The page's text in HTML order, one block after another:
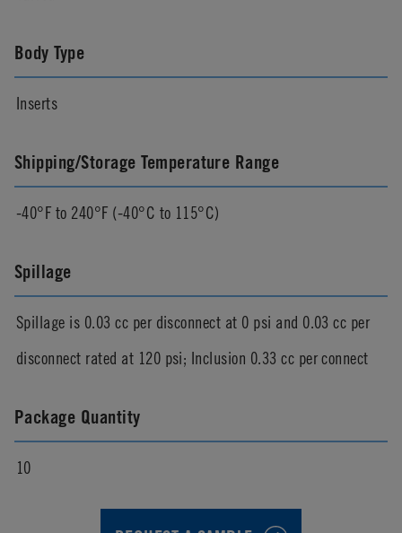
Body Type
Inserts
Shipping/Storage Temperature Range
-40°F to 240°F (-40°C to 115°C)
Spillage
Spillage is 0.03 cc per disconnect at 0 psi and 0.03 cc per
disconnect rated at 120 psi; Inclusion 0.33 cc per connect
Package Quantity
10